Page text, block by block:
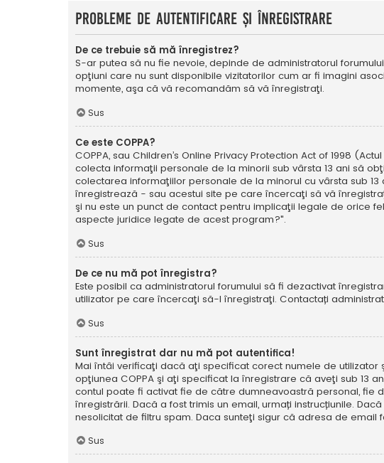
Probleme de autentificare şi înregistrare
De ce trebuie să mă înregistrez?
S-ar putea să nu fie nevoie, depinde de administratorul
opţiuni care nu sunt disponibile vizitatorilor cum ar fi imagini
momente, aşa că vă recomandăm să vă înregistraţi.
Sus
Ce este COPPA?
COPPA, sau Children’s Online Privacy Protection Act of 1998
colecta informaţii personale de la minorii sub vârsta 13 ani să
colectarea informaţiilor personale de la minorul cu vârsta sub
înregistrează - sau acestui site pe care încercaţi să vă
şi nu este un punct de contact pentru implicaţii legale de orice
aspecte juridice legate de acest program?".
Sus
De ce nu mă pot înregistra?
Este posibil ca administratorul forumului să fi dezactivat
utilizator pe care încercaţi să-l înregistraţi. Contactați
Sus
Sunt înregistrat dar nu mă pot autentifica!
Mai întâi verificaţi dacă aţi specificat corect numele de utilizator
opţiunea COPPA şi aţi specificat la înregistrare că aveţi sub 13
contul poate fi activat fie de către dumneavoastră personal, fie
înregistrării. Dacă a fost trimis un email, urmați instrucțiunile.
nesolicitat de filtru spam. Daca sunteţi sigur că adresa de
Sus